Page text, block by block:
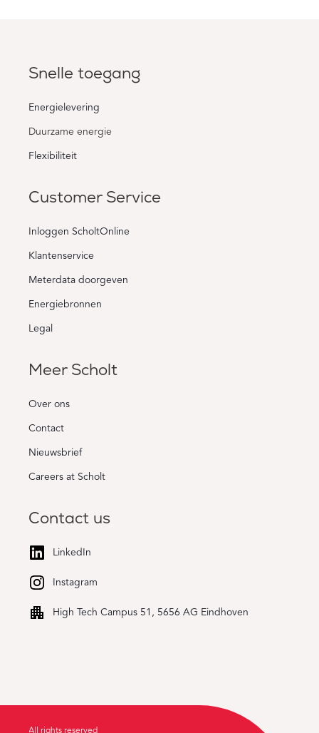
Snelle toegang
Energielevering
Duurzame energie
Flexibiliteit
Customer Service
Inloggen ScholtOnline
Klantenservice
Meterdata doorgeven
Energiebronnen
Legal
Meer Scholt
Over ons
Contact
Nieuwsbrief
Careers at Scholt
Contact us
LinkedIn
Instagram
High Tech Campus 51, 5656 AG Eindhoven
All rights reserved